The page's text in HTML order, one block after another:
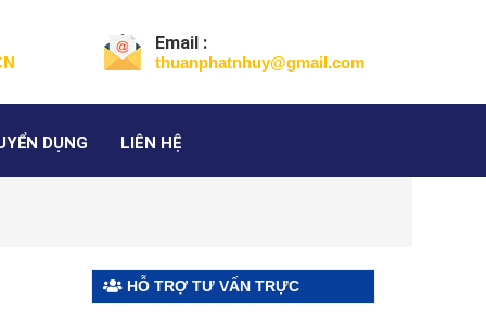
Email :
thuanphatnhuy@gmail.com
DỤNG LIÊN HỆ
HỖ TRỢ TƯ VẤN TRỰC